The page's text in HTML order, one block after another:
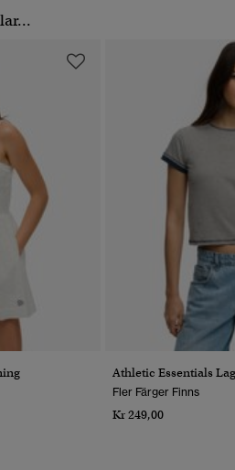
Athletic Essentials
Fler Färger Finns
Kr 249,00